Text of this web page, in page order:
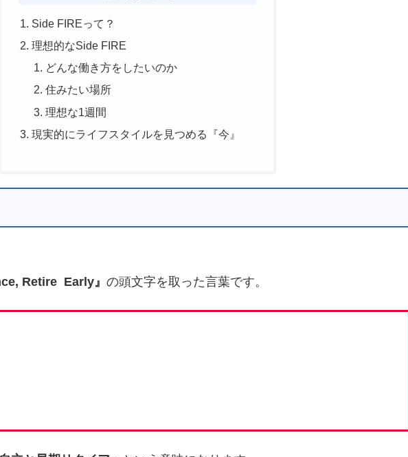
Side FIREって？
理想的なSide FIRE
どんな働き方をしたいのか
住みたい場所
理想な1週間
現実的にライフスタイルを見つめる『今』
Retire Early』 の頭文字を取った言葉です。